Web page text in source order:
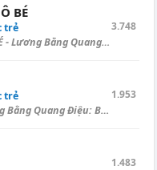
BÉ
trẻ
♪ VỚI ANH EM VẪN LÀ CÔ BÉ - Lương Bằng Quang Điệu: Slow Surf [C] Có nhữn...
3.748
trẻ
♪ Hợp âm theo giọng: Lương Bằng Quang Điệu: Ballad Hợp âm dạo: [E] | [E]...
1.953
1.483